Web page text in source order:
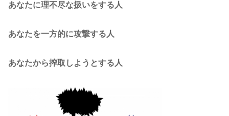
あなたに理不尽な扱いをする人
あなたを一方的に攻撃する人
あなたから搾取しようとする人